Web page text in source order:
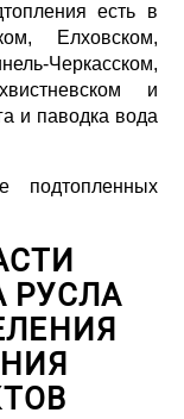
есть в
Елховском,
Черкасском,
и
и паводка вода
РУСЛА